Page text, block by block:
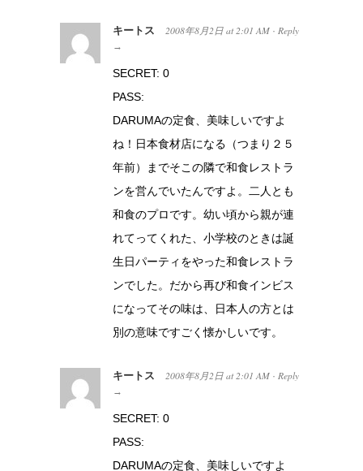
キートス 2008年8月2日 at 2:01 AM · Reply
→
SECRET: 0
PASS:
DARUMAの定食、美味しいですよ
ね！日本食材店になる（つまり２５
年前）までそこの隣で和食レストラ
ンを営んでいたんですよ。二人とも
和食のプロです。幼い頃から親が連
れてってくれた、小学校のときは誕
生日パーティをやった和食レストラ
ンでした。だから再び和食インビス
になってその味は、日本人の方とは
別の意味ですごく懐かしいです。
キートス 2008年8月2日 at 2:01 AM · Reply
→
SECRET: 0
PASS:
DARUMAの定食、美味しいですよ